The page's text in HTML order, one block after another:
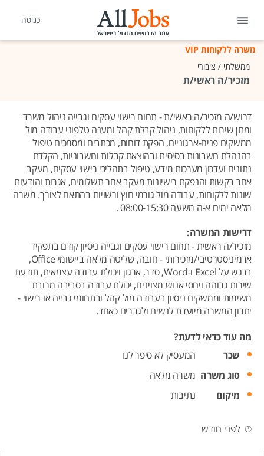
כניסה
משרה ללקוחות VIP
ממשלתי / ציבורי
מזכיר/ה ראשי/ת
דרוש/ה מזכיר/ה ראשי/ת - תחום רישוי עסקים וגבייה ניהול משרד
ומתן שירות ללקוחות, ניהול קבלת קהל ומענה טלפוני עבודה מול
ממשקים פנים-ארגוניים, הפקת דוחות, מכתבים ומסמכים טיפול
בהנהלת חשבונות בסיסית ובהוצאת קבלות וחשבוניות, הקלדת
נתונים ועדכון מערכות מידע, טיפול בתהליכי רישוי עסקים, מעקב
אחר בקשות והנפקת רישיונות מעקב אחר תשלומים, אגרות והודעות
שונות ללקוחות, עבודה מול גורמי חוץ ורשויות בהתאם לצורך. משרה
מלאה ימים א-ה משעה 08:00-15:30 .
דרישות המשרה:
מזכיר/ה ראשית - תחום רישוי עסקים וגבייה ניסיון קודם בתפקיד
אדמיניסטרטיבי/מזכירותי - חובה, שליטה מלאה ביישומי Office,
בדגש על Excel ו-Word, סדר, ארגון ויכולת עבודה עצמאית, תודעת
שירות גבוהה ויחסי אנוש מצוינים, יכולת עבודה בסביבה מרובת
משימות וממשקים ניסיון בעבודה מול קהל ובתחומי גבייה או רישוי -
יתרון המשרה מיועדת לנשים ולגברים כאחד.
מה עוד כדאי לדעת?
שכר
המעסיק לא סיפר לנו
סוג משרה משרה מלאה
מיקום
נתיבות
לפני חודש